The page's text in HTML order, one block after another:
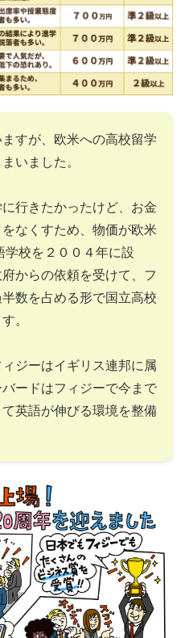
すが、欧米への高校留学
いました。
行きたかったけど、お金
なくすため、物価が欧米
学校を２００４年に設
からの依頼を受けて、フ
数を占める形で国立高校
。
ジーはイギリス連邦に属
ードはフィジーで今まで
英語が伸びる環境を整備